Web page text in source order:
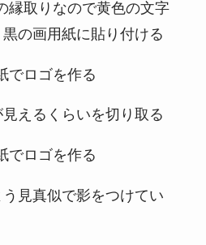
縁取りなので黄色の文字
の画用紙に貼り付ける
えるくらいを切り取る
見真似で影をつけてい